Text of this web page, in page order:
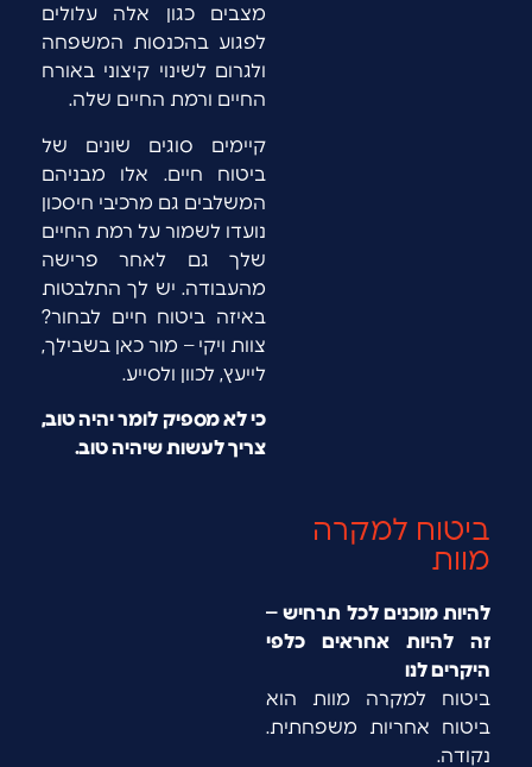
מצבים כגון אלה עלולים
לפגוע בהכנסות המשפחה
ולגרום לשינוי קיצוני באורח
החיים ורמת החיים שלה.
קיימים סוגים שונים של
ביטוח חיים. אלו מבניהם
המשלבים גם מרכיבי חיסכון
נועדו לשמור על רמת החיים
שלך גם לאחר פרישה
מהעבודה. יש לך התלבטות
באיזה ביטוח חיים לבחור?
צוות ויקי – מור כאן בשבילך,
לייעץ, לכוון ולסייע.
כי לא מספיק לומר יהיה טוב,
צריך לעשות שיהיה טוב.
ביטוח למקרה
מוות
להיות מוכנים לכל תרחיש –
זה להיות אחראים כלפי
היקרים לנו
ביטוח למקרה מוות הוא
ביטוח אחריות משפחתית.
נקודה.